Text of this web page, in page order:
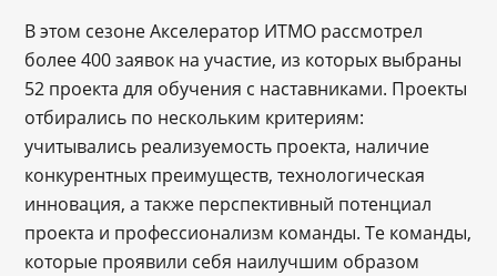
В этом сезоне Акселератор ИТМО рассмотрел
более 400 заявок на участие, из которых выбраны
52 проекта для обучения с наставниками. Проекты
отбирались по нескольким критериям:
учитывались реализуемость проекта, наличие
конкурентных преимуществ, технологическая
инновация, а также перспективный потенциал
проекта и профессионализм команды. Те команды,
которые проявили себя наилучшим образом